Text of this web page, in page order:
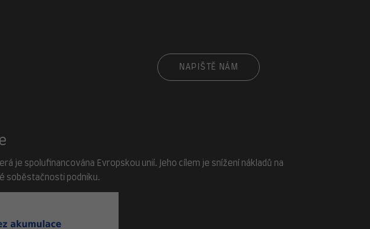
NAPIŠTĚ NÁM
je spolufinancována Evropskou unií. Jeho cílem je snížení nákladů na
soběstačnosti podniku.